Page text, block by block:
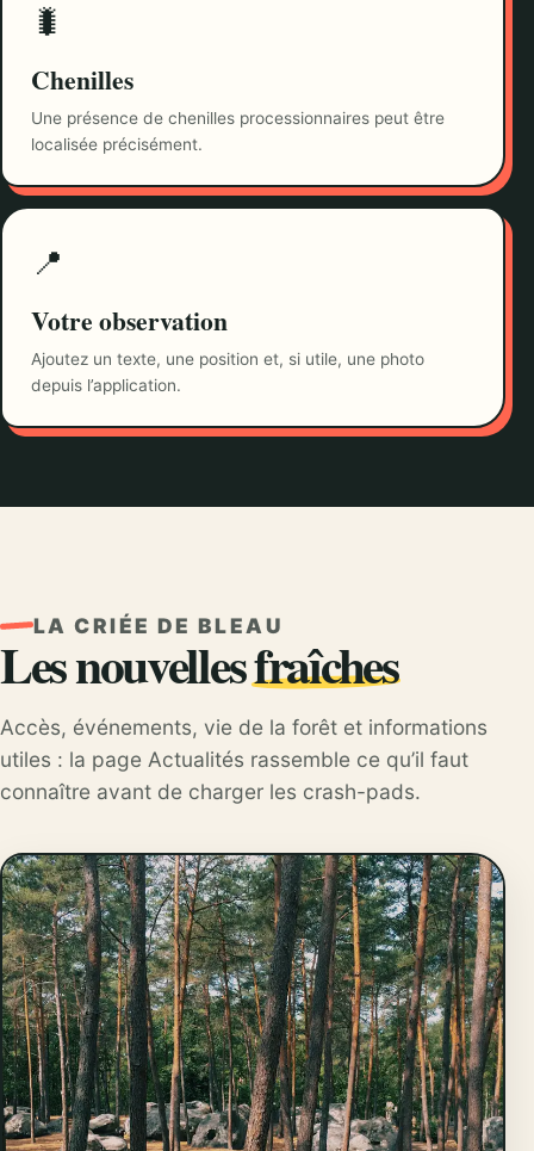
🐛
Chenilles
Une présence de chenilles processionnaires peut être
localisée précisément.
📍
Votre observation
Ajoutez un texte, une position et, si utile, une photo
depuis l’application.
LA CRIÉE DE BLEAU
Les nouvellesfraîches
Accès, événements, vie de la forêt et informations
utiles : la page Actualités rassemble ce qu’il faut
connaître avant de charger les crash-pads.